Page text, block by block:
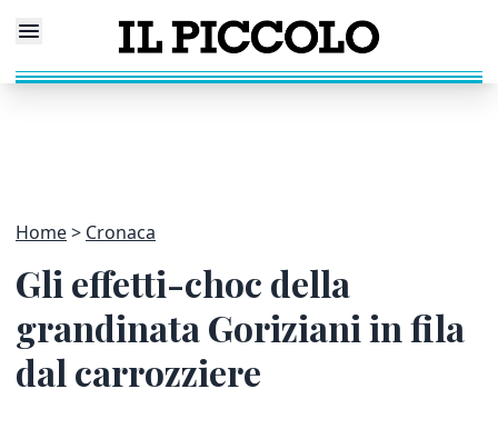
Home Cronaca
Gli effetti-choc della
grandinata Goriziani in fila
dal carrozziere